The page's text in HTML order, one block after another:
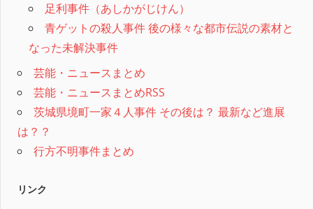
足利事件（あしかがじけん）
青ゲットの殺人事件 後の様々な都市伝説の素材と
なった未解決事件
芸能・ニュースまとめ
芸能・ニュースまとめRSS
茨城県境町一家４人事件 その後は？ 最新など進展
は？？
行方不明事件まとめ
リンク